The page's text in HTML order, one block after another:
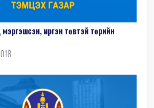
иргэн төвтэй төрийн